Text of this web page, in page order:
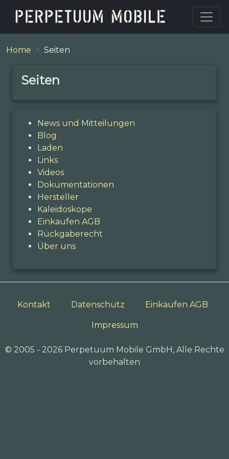
Home Seiten
Seiten
News und Mitteilungen
Blog
Laden
Links
Videos
Dokumentationen
Hersteller
Kaleidoskope
Einkaufen AGB
Rückgaberecht
Über uns
Kontakt Datenschutz Einkaufen AGB
Impressum
© 2005 - 2026 Perpetuum Mobile GmbH, Alle Rechte
vorbehalten